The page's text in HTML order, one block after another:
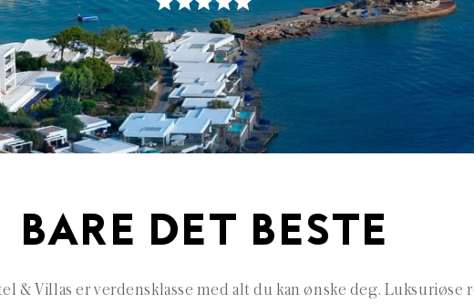
BARE DET BESTE
& Villas er verdensklasse med alt du kan ønske deg. Luksuriøse